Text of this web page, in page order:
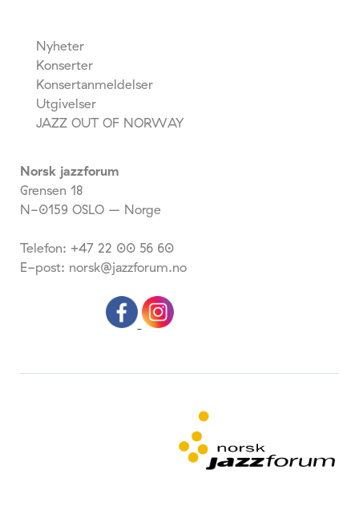
Nyheter
Konserter
Konsertanmeldelser
Utgivelser
JAZZ OUT OF NORWAY
Norsk jazzforum
Grensen 18
N-0159 OSLO – Norge
Telefon: +47 22 00 56 60
E-post: norsk@jazzforum.no